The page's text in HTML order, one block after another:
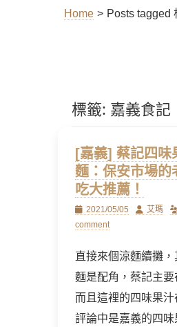
Home > Posts tagged
標籤: 嘉義食記
[嘉義] 蔡記四味
麵：保安市場的
吃大推薦！
Posted
on
2021/05/05 Author
艾瑪
comment
直接來個涼麵續攤
麵是配角，蔡記主要
而且這裡的四味果
評論中是嘉義的四味